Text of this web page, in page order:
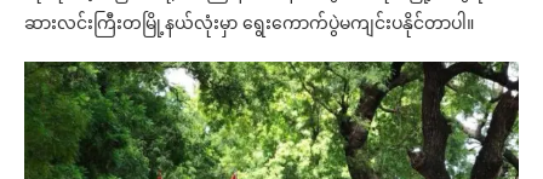
ဆားလင်းကြီးတမြို့နယ်လုံးမှာ ရွေးကောက်ပွဲမကျင်းပနိုင်တာပါ။